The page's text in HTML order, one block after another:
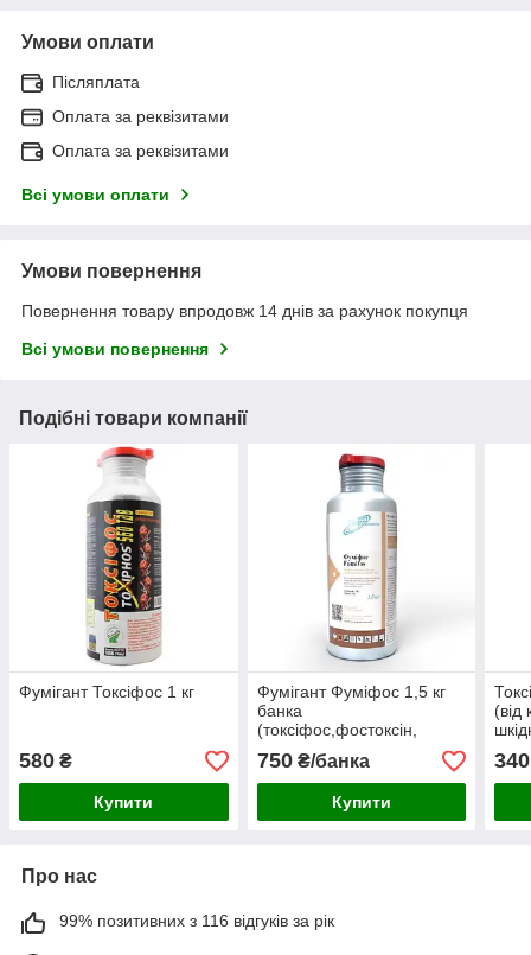
Умови оплати
Післяплата
Оплата за реквізитами
Оплата за реквізитами
Всі умови оплати
Умови повернення
Повернення товару впродовж 14 днів за рахунок покупця
Всі умови повернення
Подібні товари компанії
Фумігант Токсіфос 1 кг
580 ₴
Купити
Фумігант Фуміфос 1,5 кг
банка
(токсіфос,фостоксін,
джин)
750₴/банка
Купити
(від
340
Про нас
99% позитивних з 116 відгуків за рік